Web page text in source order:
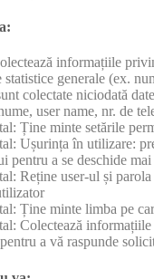
informațiile
statistice generale (ex.
colectate niciodată
user name, nr. de
Ține minte setările
Ușurința în utilizare:
pentru a se deschide
Reține user-ul și
Ține minte limba pe
Colectează
a vă raspunde